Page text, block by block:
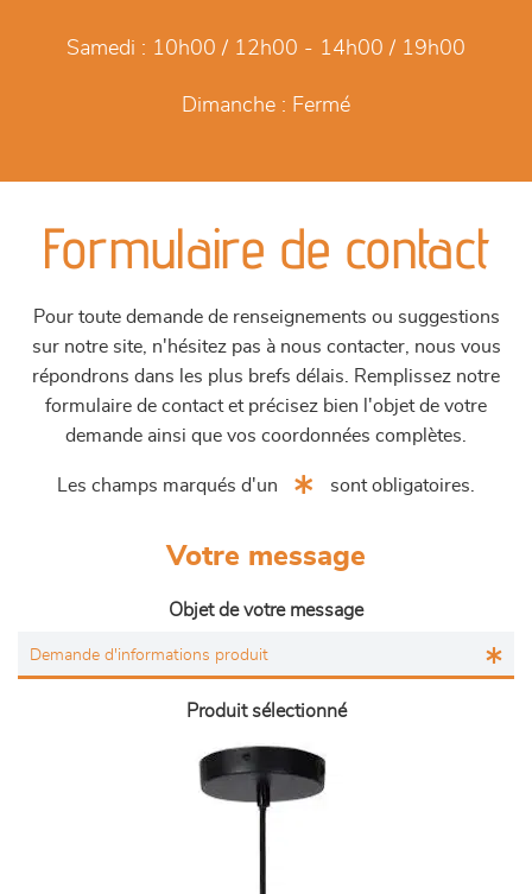
Samedi : 10h00 / 12h00 - 14h00 / 19h00
Dimanche : Fermé
Formulaire de contact
Pour toute demande de renseignements ou suggestions
sur notre site, n'hésitez pas à nous contacter, nous vous
répondrons dans les plus brefs délais. Remplissez notre
formulaire de contact et précisez bien l'objet de votre
demande ainsi que vos coordonnées complètes.
Les champs marqués d'un sont obligatoires.
Votre message
Objet de votre message
Produit sélectionné